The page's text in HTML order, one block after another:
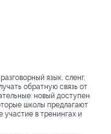
язык, сленг,
обратную связь от
новый доступен
школы предлагают
участие в тренингах и